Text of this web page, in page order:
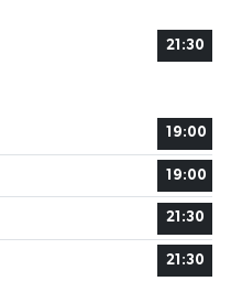
21:30
19:00
19:00
21:30
21:30